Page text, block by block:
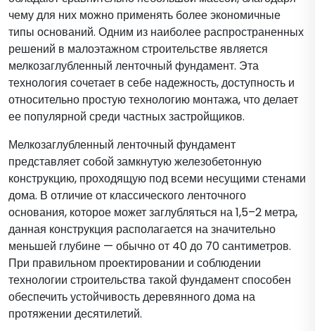
чему для них можно применять более экономичные
типы оснований. Одним из наиболее распространенных
решений в малоэтажном строительстве является
мелкозаглубленный ленточный фундамент. Эта
технология сочетает в себе надежность, доступность и
относительно простую технологию монтажа, что делает
ее популярной среди частных застройщиков.
Мелкозаглубленный ленточный фундамент
представляет собой замкнутую железобетонную
конструкцию, проходящую под всеми несущими стенами
дома. В отличие от классического ленточного
основания, которое может заглубляться на 1,5–2 метра,
данная конструкция располагается на значительно
меньшей глубине — обычно от 40 до 70 сантиметров.
При правильном проектировании и соблюдении
технологии строительства такой фундамент способен
обеспечить устойчивость деревянного дома на
протяжении десятилетий.